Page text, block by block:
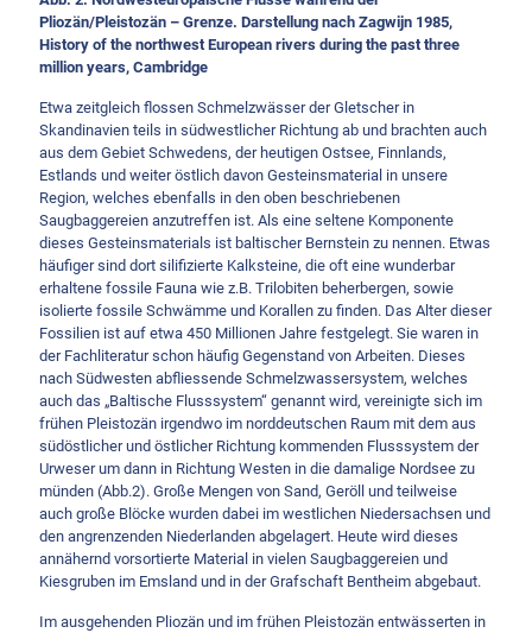
Pliozän/Pleistozän – Grenze. Darstellung nach Zagwijn 1985,
History of the northwest European rivers during the past three
million years, Cambridge
Etwa zeitgleich flossen Schmelzwässer der Gletscher in
Skandinavien teils in südwestlicher Richtung ab und brachten auch
aus dem Gebiet Schwedens, der heutigen Ostsee, Finnlands,
Estlands und weiter östlich davon Gesteinsmaterial in unsere
Region, welches ebenfalls in den oben beschriebenen
Saugbaggereien anzutreffen ist. Als eine seltene Komponente
dieses Gesteinsmaterials ist baltischer Bernstein zu nennen. Etwas
häufiger sind dort silifizierte Kalksteine, die oft eine wunderbar
erhaltene fossile Fauna wie z.B. Trilobiten beherbergen, sowie
isolierte fossile Schwämme und Korallen zu finden. Das Alter dieser
Fossilien ist auf etwa 450 Millionen Jahre festgelegt. Sie waren in
der Fachliteratur schon häufig Gegenstand von Arbeiten. Dieses
nach Südwesten abfliessende Schmelzwassersystem, welches
auch das „Baltische Flusssystem“ genannt wird, vereinigte sich im
frühen Pleistozän irgendwo im norddeutschen Raum mit dem aus
südöstlicher und östlicher Richtung kommenden Flusssystem der
Urweser um dann in Richtung Westen in die damalige Nordsee zu
münden (Abb.2). Große Mengen von Sand, Geröll und teilweise
auch große Blöcke wurden dabei im westlichen Niedersachsen und
den angrenzenden Niederlanden abgelagert. Heute wird dieses
annähernd vorsortierte Material in vielen Saugbaggereien und
Kiesgruben im Emsland und in der Grafschaft Bentheim abgebaut.
Im ausgehenden Pliozän und im frühen Pleistozän entwässerten in